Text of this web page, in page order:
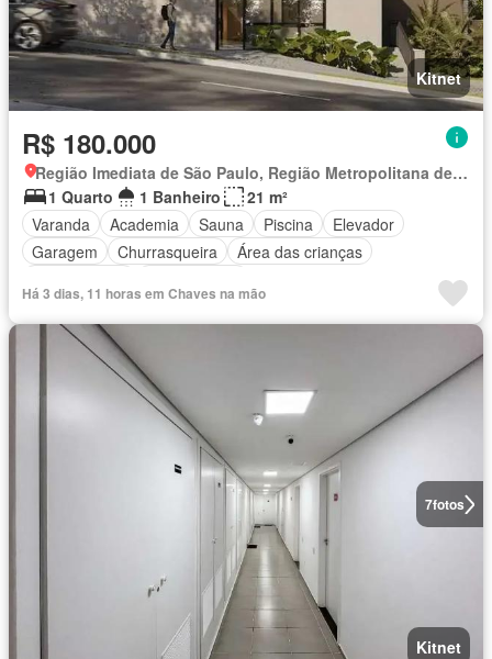
Kitnet
R$ 180.000
Região Imediata de São Paulo, Região Metropolitana de São Paulo
1 Quarto
1 Banheiro
21 m²
Varanda
Academia Sauna Piscina
Elevador
Garagem
Churrasqueira
Área das crianças
Há 3 dias, 11 horas em Chaves na mão
7fotos
Kitnet